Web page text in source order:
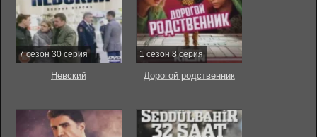
7 сезон 30 серия
Невский
1 сезон 8 серия
Дорогой родственник